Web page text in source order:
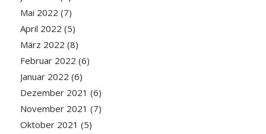
Mai 2022 (7)
April 2022 (5)
März 2022 (8)
Februar 2022 (6)
Januar 2022 (6)
Dezember 2021 (6)
November 2021 (7)
Oktober 2021 (5)